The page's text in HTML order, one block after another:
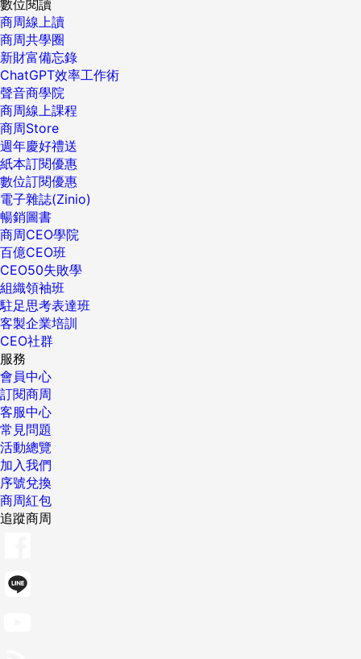
數位閱讀
商周線上讀
商周共學圈
新財富備忘錄
ChatGPT效率工作術
聲音商學院
商周線上課程
商周Store
週年慶好禮送
紙本訂閱優惠
數位訂閱優惠
電子雜誌(Zinio)
暢銷圖書
商周CEO學院
百億CEO班
CEO50失敗學
組織領袖班
駐足思考表達班
客製企業培訓
CEO社群
服務
會員中心
訂閱商周
客服中心
常見問題
活動總覽
加入我們
序號兌換
商周紅包
追蹤商周